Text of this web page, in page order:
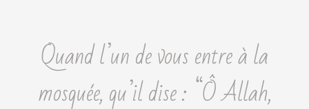
Quand l’un de vous entre à la
mosquée, qu’il dise : “Ô Allah,